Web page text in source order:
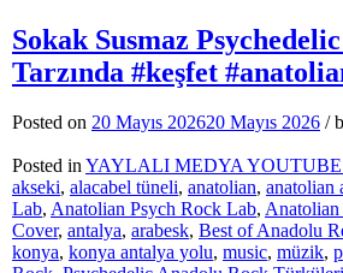
Gerçekler
Seydişehir
|
Bölüm:
Ekonomi,
Kültür
ve
İlçemizin
Geleceği
Sokak Susmaz
Tarzında #keşfet
Posted on 20 Mayıs 202620 Mayıs 2026 /
Posted inYAYLALI MEDYA
akseki, alacabel tüneli, anatolian, anatolian
Lab, Anatolian Psych Rock Lab,
Cover, antalya, arabesk, Best of Anadolu
konya, konya antalya yolu, music, müzik,